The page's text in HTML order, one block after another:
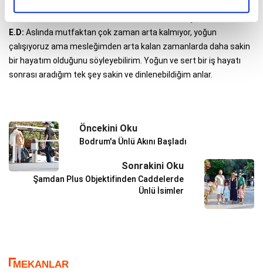
E.D: Aslında mutfaktan çok zaman arta kalmıyor, yoğun
çalışıyoruz ama mesleğimden arta kalan zamanlarda daha sakin
bir hayatım olduğunu söyleyebilirim. Yoğun ve sert bir iş hayatı
sonrası aradığım tek şey sakin ve dinlenebildiğim anlar.
Öncekini Oku
Bodrum'a Ünlü Akını Başladı
Sonrakini Oku
Şamdan Plus Objektifinden Caddelerde
Ünlü İsimler
MEKANLAR